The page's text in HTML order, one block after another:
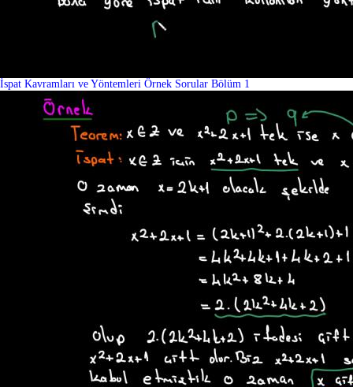
İspat Kavramları ve Yöntemleri Örnek Sorular Bölüm 1